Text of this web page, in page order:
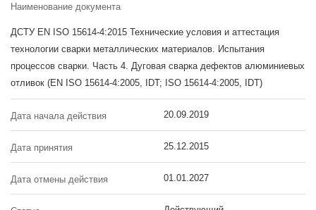
Наименование документа
ДСТУ EN ISO 15614-4:2015 Технические условия и аттестация
технологии сварки металлических материалов. Испытания
процессов сварки. Часть 4. Дуговая сварка дефектов алюминиевых
отливок (EN ISO 15614-4:2005, IDT; ISO 15614-4:2005, IDT)
Дата начала действия 20.09.2019
Дата принятия 25.12.2015
Дата отмены действия 01.01.2027